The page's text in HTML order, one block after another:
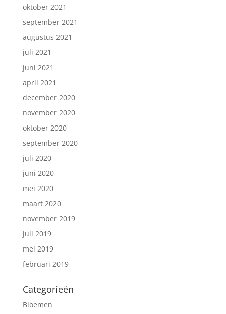
oktober 2021
september 2021
augustus 2021
juli 2021
juni 2021
april 2021
december 2020
november 2020
oktober 2020
september 2020
juli 2020
juni 2020
mei 2020
maart 2020
november 2019
juli 2019
mei 2019
februari 2019
Categorieën
Bloemen